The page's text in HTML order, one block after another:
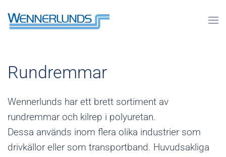
Rundremmar
Wennerlunds har ett brett sortiment av
rundremmar och kilrep i polyuretan.
Dessa används inom flera olika industrier som
drivkällor eller som transportband. Huvudsakliga